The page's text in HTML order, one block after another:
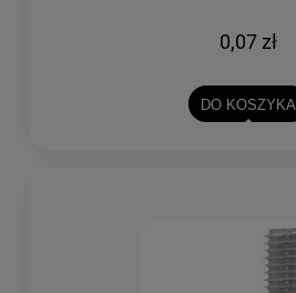
0,07 zł
DO KOSZYKA